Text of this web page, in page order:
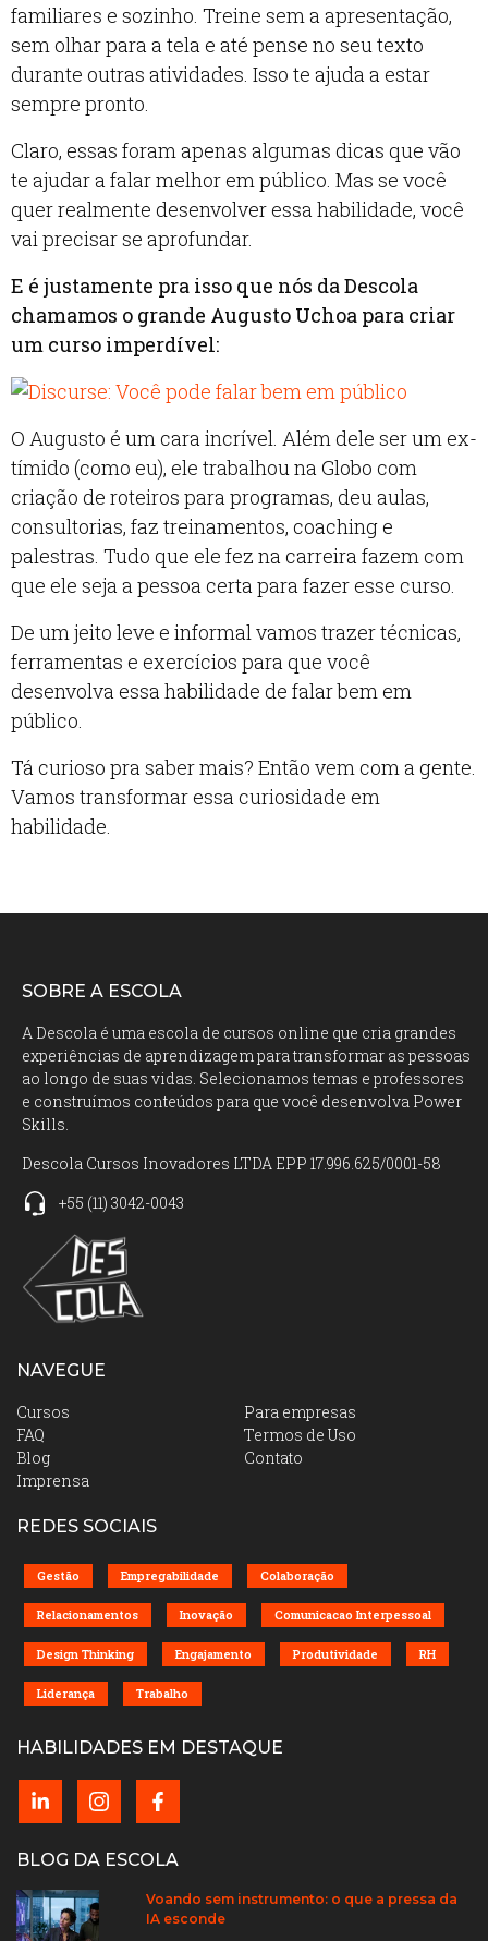
familiares e sozinho. Treine sem a apresentação,
sem olhar para a tela e até pense no seu texto
durante outras atividades. Isso te ajuda a estar
sempre pronto.
Claro, essas foram apenas algumas dicas que vão
te ajudar a falar melhor em público. Mas se você
quer realmente desenvolver essa habilidade, você
vai precisar se aprofundar.
E é justamente pra isso que nós da Descola
chamamos o grande Augusto Uchoa para criar
um curso imperdível:
O Augusto é um cara incrível. Além dele ser um ex-
tímido (como eu), ele trabalhou na Globo com
criação de roteiros para programas, deu aulas,
consultorias, faz treinamentos, coaching e
palestras. Tudo que ele fez na carreira fazem com
que ele seja a pessoa certa para fazer esse curso.
De um jeito leve e informal vamos trazer técnicas,
ferramentas e exercícios para que você
desenvolva essa habilidade de falar bem em
público.
Tá curioso pra saber mais? Então vem com a gente.
Vamos transformar essa curiosidade em
habilidade.
SOBRE A ESCOLA
A Descola é uma escola de cursos online que cria grandes
experiências de aprendizagem para transformar as pessoas
ao longo de suas vidas. Selecionamos temas e professores
e construímos conteúdos para que você desenvolva Power
Skills.
Descola Cursos Inovadores LTDA EPP 17.996.625/0001-58
+55 (11) 3042-0043
REDES SOCIAIS
Gestão Empregabilidade Colaboração
Relacionamentos Inovação Comunicacao Interpessoal
Design Thinking Engajamento Produtividade RH
Liderança Trabalho
HABILIDADES EM DESTAQUE
BLOG DA ESCOLA
Voando sem instrumento: o que a pressa da
IA esconde
NAVEGUE
Cursos
Para empresas
FAQ
Termos de Uso
Blog
Contato
Imprensa